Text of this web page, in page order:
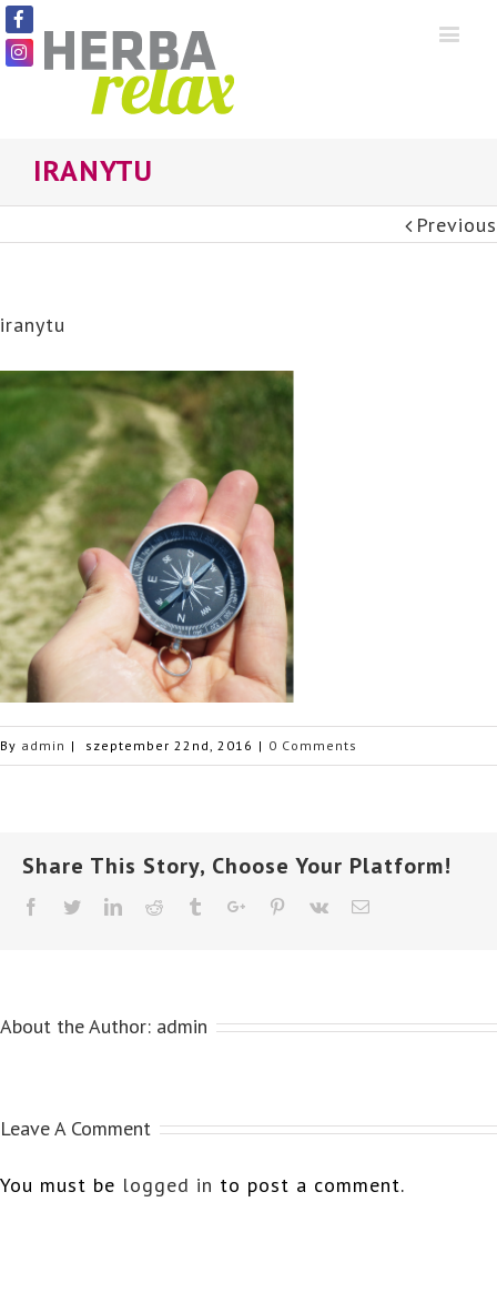
IRANYTU
Previous
iranytu
By admin | szeptember 22nd, 2016 | 0 Comments
Share This Story, Choose Your Platform!
Facebook
TwitterLinkedin
Reddit TumblrGoogle+Pinterest
Vk
About the Author: admin
Leave A Comment
You must be logged in to post a comment.